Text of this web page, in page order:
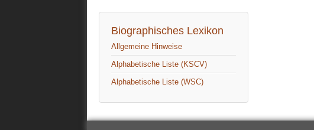
Biographisches Lexikon
Allgemeine Hinweise
Alphabetische Liste (KSCV)
Alphabetische Liste (WSC)